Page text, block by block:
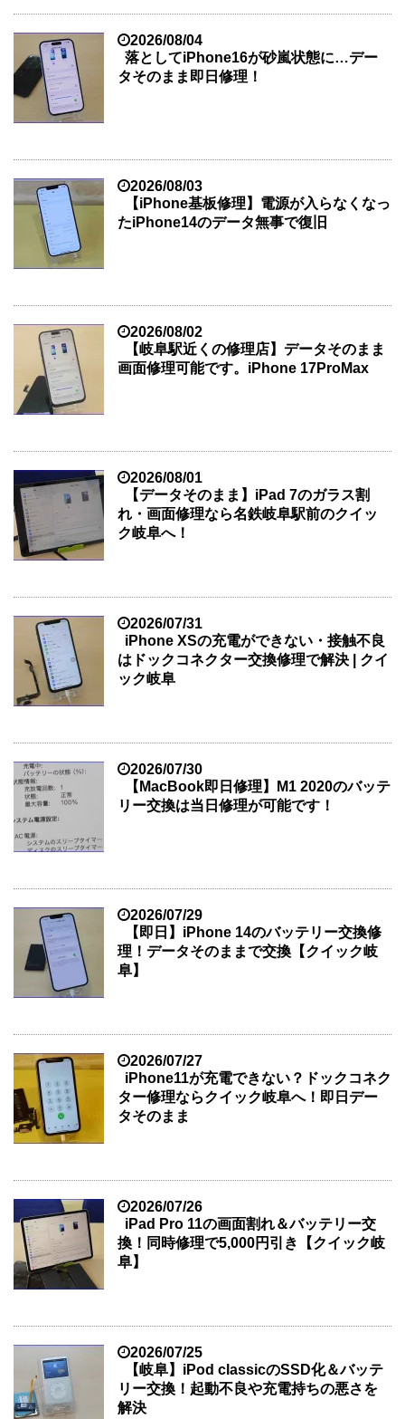
2026/08/04
落としてiPhone16が砂嵐状態に…デー
タそのまま即日修理！
2026/08/03
【iPhone基板修理】電源が入らなくなっ
たiPhone14のデータ無事で復旧
2026/08/02
【岐阜駅近くの修理店】データそのまま
画面修理可能です。iPhone 17ProMax
2026/08/01
【データそのまま】iPad 7のガラス割
れ・画面修理なら名鉄岐阜駅前のクイッ
ク岐阜へ！
2026/07/31
iPhone XSの充電ができない・接触不良
はドックコネクター交換修理で解決 | クイ
ック岐阜
2026/07/30
【MacBook即日修理】M1 2020のバッテ
リー交換は当日修理が可能です！
2026/07/29
【即日】iPhone 14のバッテリー交換修
理！データそのままで交換【クイック岐
阜】
2026/07/27
iPhone11が充電できない？ドックコネク
ター修理ならクイック岐阜へ！即日デー
タそのまま
2026/07/26
iPad Pro 11の画面割れ＆バッテリー交
換！同時修理で5,000円引き【クイック岐
阜】
2026/07/25
【岐阜】iPod classicのSSD化＆バッテ
リー交換！起動不良や充電持ちの悪さを
解決